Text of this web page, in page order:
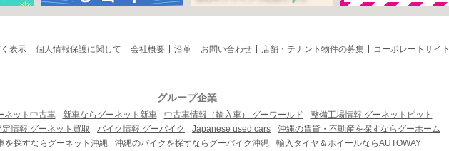
表示 個人情報保護に関して 会社概要 沿革 お問い合わせ 店舗・テナント物件の募集 コーポレートサイト
グループ企業
ネット中古車 新車ならグーネット新車 中古車情報（輸入車） グーワールド
整備工場情報 グーネットピット
情報 グーネット買取
バイク情報 グーバイク Japanese used cars
沖縄の賃貸・不動産を探すならグーホーム
を探すならグーネット沖縄
沖縄のバイクを探すならグーバイク沖縄
輸入タイヤ＆ホイールならAUTOWAY